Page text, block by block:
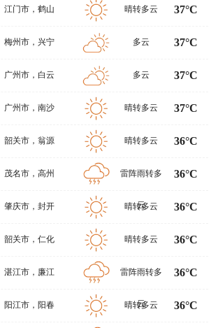
江门市 ，鹤山 晴转多云 37°C
梅州市 ，兴宁 多云 37°C
广州市 ， 白云 多云 37°C
广州市 ，南沙 晴转多云 37°C
韶关市 ，翁源 晴转多云 36°C
茂名市 ，高州 雷阵雨转多
云
36°C
肇庆市 ，封开 晴转多云 36°C
韶关市 ，仁化 晴转多云 36°C
湛江市 ， 廉江 雷阵雨转多
云
36°C
阳江市 ， 阳春 晴转多云 36°C